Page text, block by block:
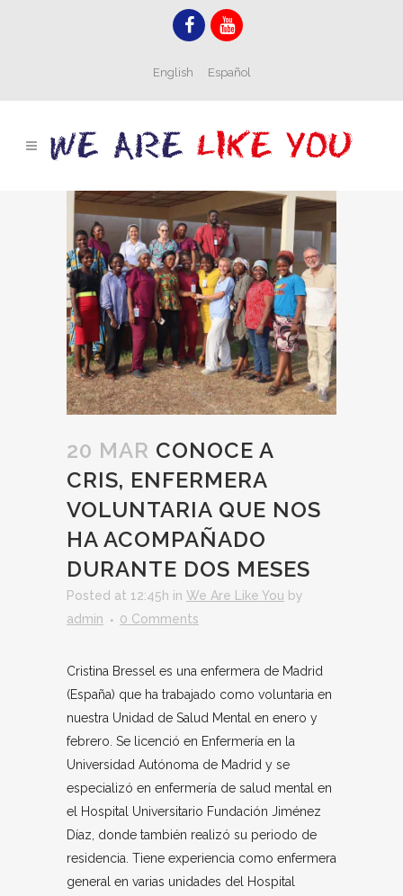
English Español
20 MAR CONOCE A
CRIS, ENFERMERA
VOLUNTARIA QUE NOS
HA ACOMPAÑADO
DURANTE DOS MESES
Posted at 12:45h in We Are Like You by
admin
0 Comments
Cristina Bressel es una enfermera de Madrid
(España) que ha trabajado como voluntaria en
nuestra Unidad de Salud Mental en enero y
febrero. Se licenció en Enfermería en la
Universidad Autónoma de Madrid y se
especializó en enfermería de salud mental en
el Hospital Universitario Fundación Jiménez
Díaz, donde también realizó su periodo de
residencia. Tiene experiencia como enfermera
general en varias unidades del Hospital